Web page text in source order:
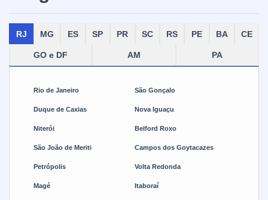
trabalhar com conforto e segurança. Além disso, os
inoxidável, que são resistentes à corrosão e à oxidação.
tempo sem se desgastar. Os alicates de eletricista são
área. Eles são projetados para oferecer segurança,
resistência e durabilidade, para que o trabalho possa ser
realizado com eficiência e precisão.
RJ MG ES SP PR SC RS PE BA CE
GO e DF AM PA
Rio de Janeiro São Gonçalo
Duque de Caxias Nova Iguaçu
Niterói Belford Roxo
São João de Meriti Campos dos Goytacazes
Petrópolis Volta Redonda
Magé Itaboraí